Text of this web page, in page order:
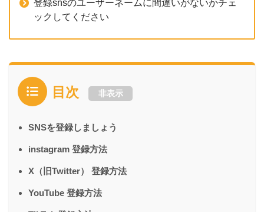
登録snsのユーザーネームに間違いがないかチェ
ックしてください
目次 非表示
SNSを登録しましょう
instagram 登録方法
X（旧Twitter） 登録方法
YouTube 登録方法